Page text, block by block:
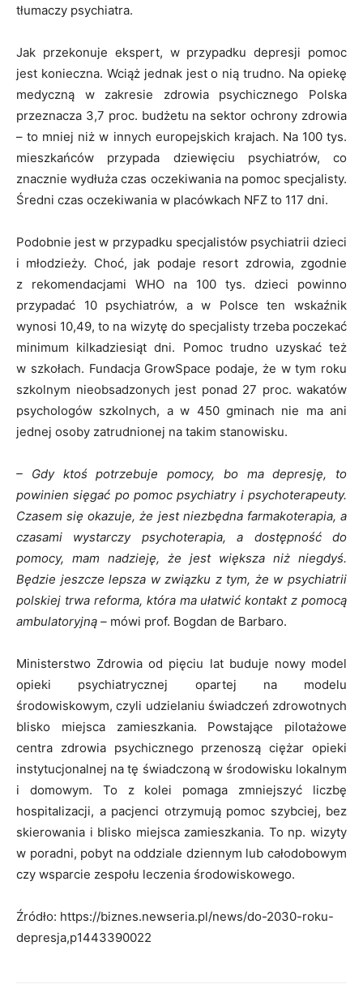
tłumaczy psychiatra.
Jak przekonuje ekspert, w przypadku depresji pomoc
jest konieczna. Wciąż jednak jest o nią trudno. Na opiekę
medyczną w zakresie zdrowia psychicznego Polska
przeznacza 3,7 proc. budżetu na sektor ochrony zdrowia
– to mniej niż w innych europejskich krajach. Na 100 tys.
mieszkańców przypada dziewięciu psychiatrów, co
znacznie wydłuża czas oczekiwania na pomoc specjalisty.
Średni czas oczekiwania w placówkach NFZ to 117 dni.
Podobnie jest w przypadku specjalistów psychiatrii dzieci
i młodzieży. Choć, jak podaje resort zdrowia, zgodnie
z rekomendacjami WHO na 100 tys. dzieci powinno
przypadać 10 psychiatrów, a w Polsce ten wskaźnik
wynosi 10,49, to na wizytę do specjalisty trzeba poczekać
minimum kilkadziesiąt dni. Pomoc trudno uzyskać też
w szkołach. Fundacja GrowSpace podaje, że w tym roku
szkolnym nieobsadzonych jest ponad 27 proc. wakatów
psychologów szkolnych, a w 450 gminach nie ma ani
jednej osoby zatrudnionej na takim stanowisku.
– Gdy ktoś potrzebuje pomocy, bo ma depresję, to
powinien sięgać po pomoc psychiatry i psychoterapeuty.
Czasem się okazuje, że jest niezbędna farmakoterapia, a
czasami wystarczy psychoterapia, a dostępność do
pomocy, mam nadzieję, że jest większa niż niegdyś.
Będzie jeszcze lepsza w związku z tym, że w psychiatrii
polskiej trwa reforma, która ma ułatwić kontakt z pomocą
ambulatoryjną – mówi prof. Bogdan de Barbaro.
Ministerstwo Zdrowia od pięciu lat buduje nowy model
opieki psychiatrycznej opartej na modelu
środowiskowym, czyli udzielaniu świadczeń zdrowotnych
blisko miejsca zamieszkania. Powstające pilotażowe
centra zdrowia psychicznego przenoszą ciężar opieki
instytucjonalnej na tę świadczoną w środowisku lokalnym
i domowym. To z kolei pomaga zmniejszyć liczbę
hospitalizacji, a pacjenci otrzymują pomoc szybciej, bez
skierowania i blisko miejsca zamieszkania. To np. wizyty
w poradni, pobyt na oddziale dziennym lub całodobowym
czy wsparcie zespołu leczenia środowiskowego.
Źródło: https://biznes.newseria.pl/news/do-2030-roku-
depresja,p1443390022